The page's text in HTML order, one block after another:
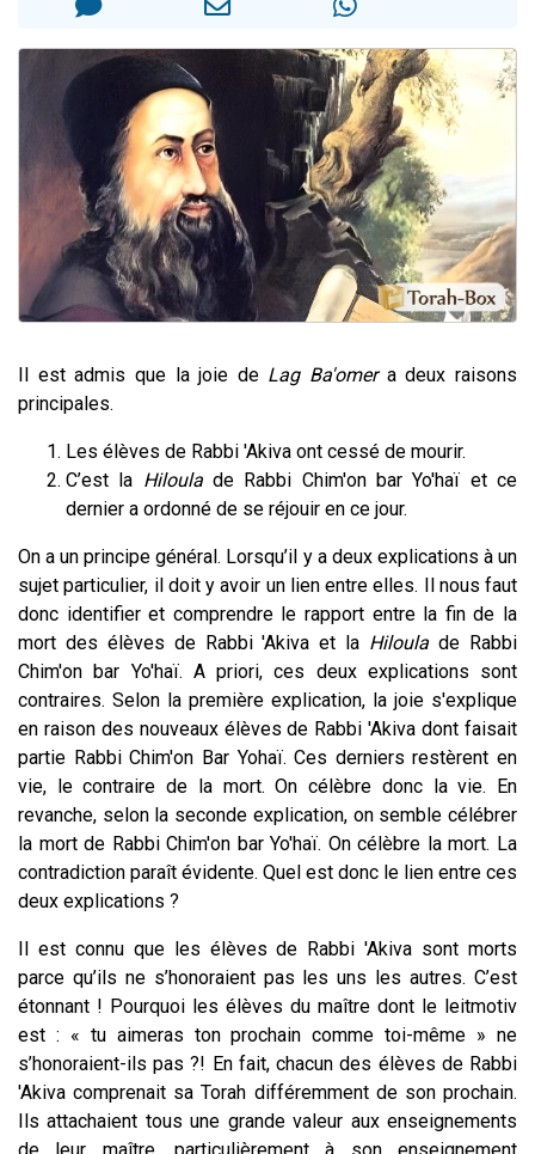
Il reste 49 places pour étudier en groupe sur Zoom
12 nouvelles musiques dans Torah-Box Music
Il est admis que la joie deLag Ba'omera deux raisons
principales.
Les élèves de Rabbi 'Akiva ont cessé de mourir.
C’est la Hiloulade Rabbi Chim'on bar Yo'haï et ce
dernier a ordonné de se réjouir en ce jour.
On a un principe général. Lorsqu’il y a deux explications à un
sujet particulier, il doit y avoir un lien entre elles. Il nous faut
donc identifier et comprendre le rapport entre la fin de la
mort des élèves de Rabbi 'Akiva et la Hiloula de Rabbi
Chim'on bar Yo'haï. A priori, ces deux explications sont
contraires. Selon la première explication, la joie s'explique
en raison des nouveaux élèves de Rabbi 'Akiva dont faisait
partie Rabbi Chim'on Bar Yohaï. Ces derniers restèrent en
vie, le contraire de la mort. On célèbre donc la vie. En
revanche, selon la seconde explication, on semble célébrer
la mort de Rabbi Chim'on bar Yo'haï. On célèbre la mort. La
contradiction paraît évidente. Quel est donc le lien entre ces
deux explications ?
Il est connu que les élèves de Rabbi 'Akiva sont morts
parce qu’ils ne s’honoraient pas les uns les autres. C’est
étonnant ! Pourquoi les élèves du maître dont le leitmotiv
est : « tu aimeras ton prochain comme toi-même » ne
s’honoraient-ils pas ?! En fait, chacun des élèves de Rabbi
'Akiva comprenait sa Torah différemment de son prochain.
Ils attachaient tous une grande valeur aux enseignements